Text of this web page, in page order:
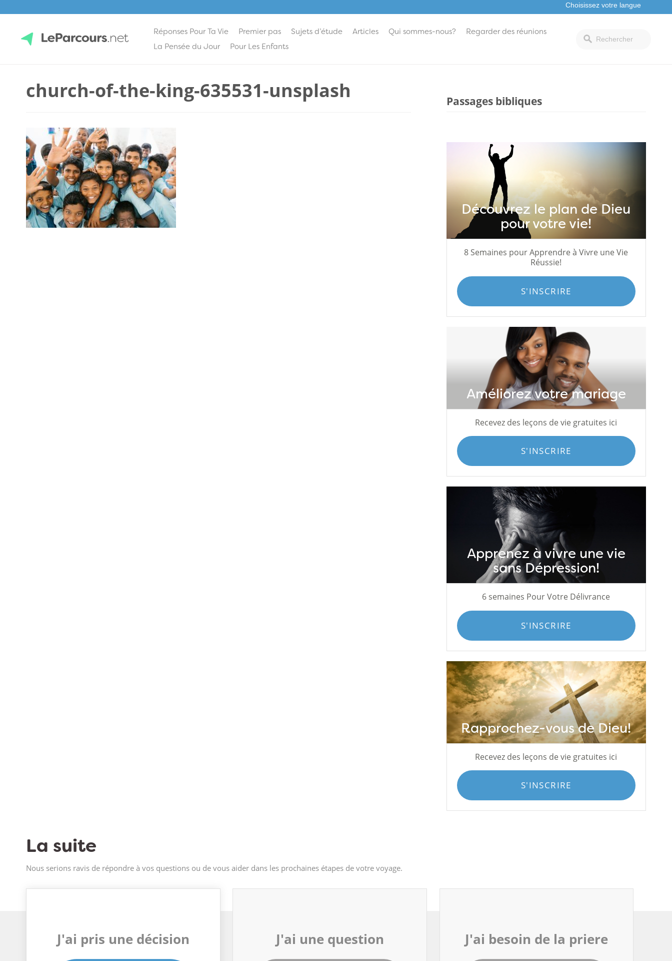
Réponses Pour Ta Vie Premier pas Sujets d’étude Articles Qui sommes-nous?
Regarder des réunions
La Pensée du Jour
Pour Les Enfants
church-of-the-king-635531-unsplash Passages bibliques
Découvrez le plan de Dieu
pour votre vie!
8 Semaines pour Apprendre à Vivre une Vie
Réussie!
S'INSCRIRE
Améliorez votre mariage
Recevez des leçons de vie gratuites ici
S'INSCRIRE
Apprenez à vivre une vie
sans Dépression!
6 semaines Pour Votre Délivrance
S'INSCRIRE
Rapprochez-vous de Dieu!
Recevez des leçons de vie gratuites ici
S'INSCRIRE
La suite
Nous serions ravis de répondre à vos questions ou de vous aider dans les prochaines étapes de votre voyage.
J'ai pris une décision J'ai une question J'ai besoin de la priere